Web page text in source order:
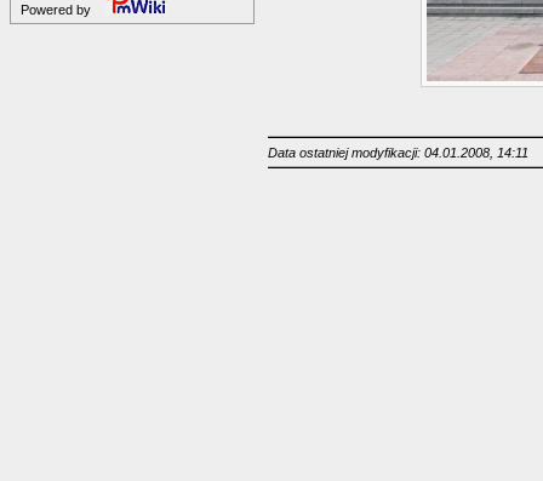
Powered by
Data ostatniej modyfikacji: 04.01.2008, 14:11